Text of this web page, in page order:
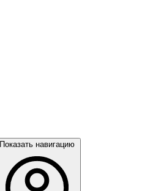
Показать навигацию